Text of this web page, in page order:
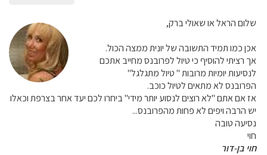
שלום הראל או שאולי ברק,
אכן כמו תמיד התשובה של יונית ממצה הכול.
אך רציתי להוסיף כי טיול לפרובנס מחייב אתכם
לנסיעות יומיות מרובות " טיול מתגלגל"
הפרובנס לא מתאים לטיול כוכב.
אז אם אתם "לא רוצים לנסוע יותר מידי" ביחרו לכם יעד אחר בצרפת וכאלו
יש הרבה ויפים לא פחות מהפרובנס...
נסיעה טובה
חוי
חוי בן-דור